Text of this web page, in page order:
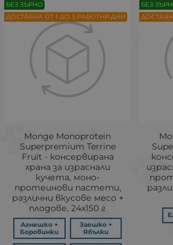
Monge Monoprotein
Superpremium Terrine
Fruit - консервирана
храна за израснали
кучета, моно-
протеинови пастети,
различни вкусове месо +
плодове, 24х150 г
Агнешко +
Боровинки
Заешко +
Ябълки
БЕЗ ЗЪРНО
ДОСТАВКА ОТ 1 ДО 3 РАБОТНИ ДНИ
БЕЗ